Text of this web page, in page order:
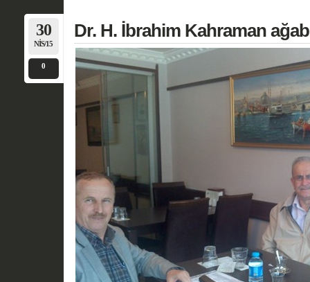
30
NIS/15
0
Dr. H. İbrahim Kahraman